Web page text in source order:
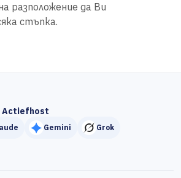
разположение да Ви
стъпка.
Actiefhost
Gemini Grok